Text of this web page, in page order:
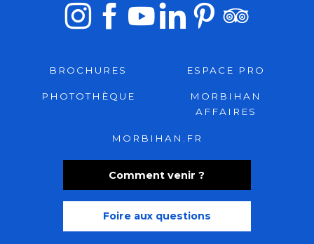
Comment venir ?
Foire aux questions
BROCHURES ESPACE PRO
PHOTOTHÈQUE
MORBIHAN
AFFAIRES
MORBIHAN.FR